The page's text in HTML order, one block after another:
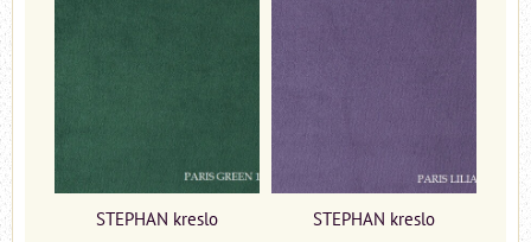
STEPHAN kreslo STEPHAN kreslo